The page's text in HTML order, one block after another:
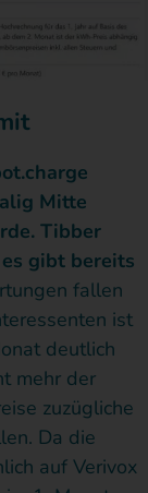
Mitte
Tibber
gibt bereits
fallen
ist
deutlich
mehr der
zuzügliche
Da die
auf Verivox